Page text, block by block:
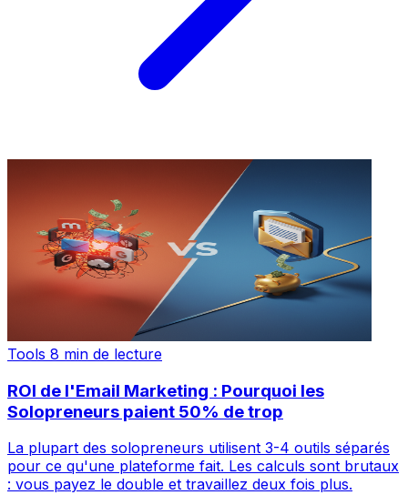
Tools 8 min de lecture
ROI de l'Email Marketing : Pourquoi les
Solopreneurs paient 50% de trop
La plupart des solopreneurs utilisent 3-4 outils séparés
pour ce qu'une plateforme fait. Les calculs sont brutaux
: vous payez le double et travaillez deux fois plus.